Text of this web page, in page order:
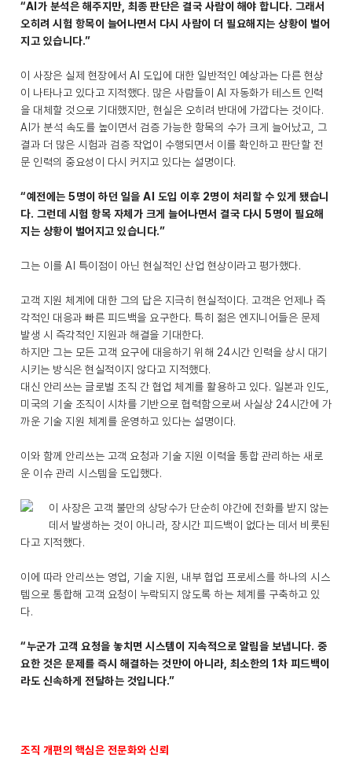
“AI가 분석은 해주지만, 최종 판단은 결국 사람이 해야 합니다. 그래서
오히려 시험 항목이 늘어나면서 다시 사람이 더 필요해지는 상황이 벌어
지고 있습니다.”
이 사장은 실제 현장에서 AI 도입에 대한 일반적인 예상과는 다른 현상
이 나타나고 있다고 지적했다. 많은 사람들이 AI 자동화가 테스트 인력
을 대체할 것으로 기대했지만, 현실은 오히려 반대에 가깝다는 것이다.
AI가 분석 속도를 높이면서 검증 가능한 항목의 수가 크게 늘어났고, 그
결과 더 많은 시험과 검증 작업이 수행되면서 이를 확인하고 판단할 전
문 인력의 중요성이 다시 커지고 있다는 설명이다.
“예전에는 5명이 하던 일을 AI 도입 이후 2명이 처리할 수 있게 됐습니
다. 그런데 시험 항목 자체가 크게 늘어나면서 결국 다시 5명이 필요해
지는 상황이 벌어지고 있습니다.”
그는 이를 AI 특이점이 아닌 현실적인 산업 현상이라고 평가했다.
고객 지원 체계에 대한 그의 답은 지극히 현실적이다. 고객은 언제나 즉
각적인 대응과 빠른 피드백을 요구한다. 특히 젊은 엔지니어들은 문제
발생 시 즉각적인 지원과 해결을 기대한다.
하지만 그는 모든 고객 요구에 대응하기 위해 24시간 인력을 상시 대기
시키는 방식은 현실적이지 않다고 지적했다.
대신 안리쓰는 글로벌 조직 간 협업 체계를 활용하고 있다. 일본과 인도,
미국의 기술 조직이 시차를 기반으로 협력함으로써 사실상 24시간에 가
까운 기술 지원 체계를 운영하고 있다는 설명이다.
이와 함께 안리쓰는 고객 요청과 기술 지원 이력을 통합 관리하는 새로
운 이슈 관리 시스템을 도입했다.
이 사장은 고객 불만의 상당수가 단순히 야간에 전화를 받지 않는
데서 발생하는 것이 아니라, 장시간 피드백이 없다는 데서 비롯된
다고 지적했다.
이에 따라 안리쓰는 영업, 기술 지원, 내부 협업 프로세스를 하나의 시스
템으로 통합해 고객 요청이 누락되지 않도록 하는 체계를 구축하고 있
다.
“누군가 고객 요청을 놓치면 시스템이 지속적으로 알림을 보냅니다. 중
요한 것은 문제를 즉시 해결하는 것만이 아니라, 최소한의 1차 피드백이
라도 신속하게 전달하는 것입니다.”
조직 개편의 핵심은 전문화와 신뢰